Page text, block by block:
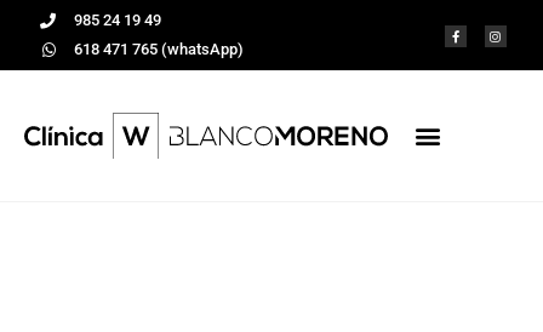
985 24 19 49
618 471 765 (whatsApp)